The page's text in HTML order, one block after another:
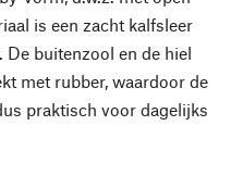
is een zacht kalfsleer
buitenzool en de hiel
met rubber, waardoor de
praktisch voor dagelijks